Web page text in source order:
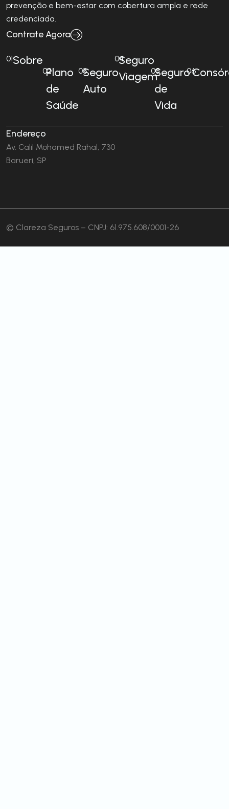
prevenção e bem-estar com cobertura ampla e rede
credenciada.
Contrate Agora
01Sobre
02Plano
de
Saúde
03Seguro
Auto
04Seguro
Viagem
05Seguro
de
Vida
06
Endereço
Av. Calil Mohamed Rahal, 730
Barueri, SP
© Clareza Seguros – CNPJ: 61.975.608/0001-26